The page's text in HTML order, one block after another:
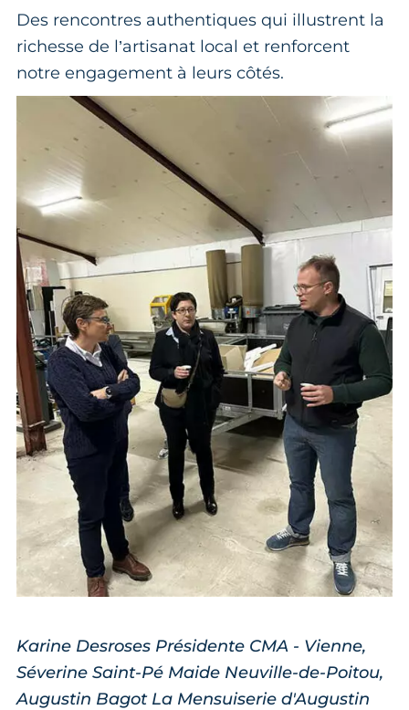
Des rencontres authentiques qui illustrent la
richesse de l’artisanat local et renforcent
notre engagement à leurs côtés.
Karine Desroses Présidente CMA - Vienne,
Séverine Saint-Pé Maide Neuville-de-Poitou,
Augustin Bagot La Mensuiserie d'Augustin